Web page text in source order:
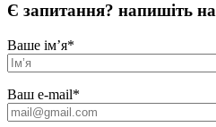
Є запитання? напишіть
Ваше ім’я*
Ваш e-mail*